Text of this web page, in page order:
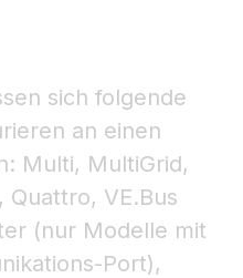
sich folgende
an einen
Multi, MultiGrid,
VE.Bus
(nur Modelle mit
Port),